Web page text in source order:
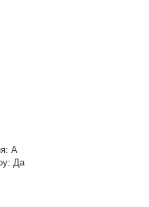
A
Да